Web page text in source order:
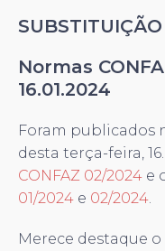
Normas
16.01.2024
Foram publicados
desta terça-feira,
CONFAZ 02/2024 e
01/2024 e 02/2024
Merece destaque o